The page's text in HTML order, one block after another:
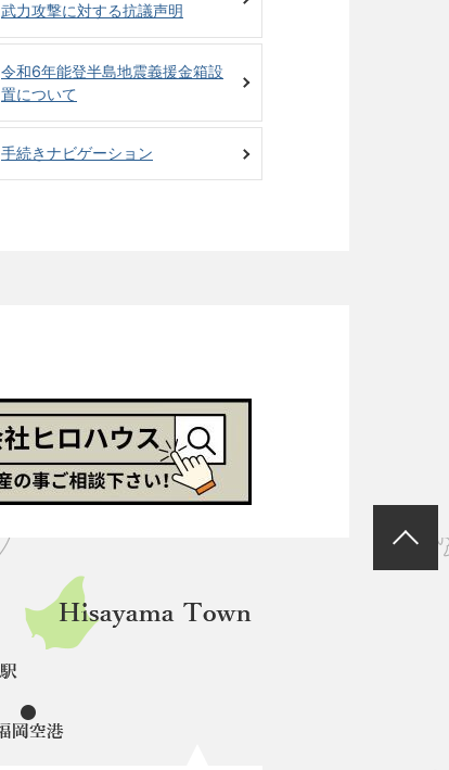
武力攻撃に対する抗議声明
令和6年能登半島地震義援金箱設
置について
手続きナビゲーション